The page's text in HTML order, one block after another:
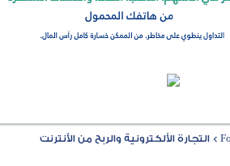
>التجارة الألكترونية والربح من الأنترنت